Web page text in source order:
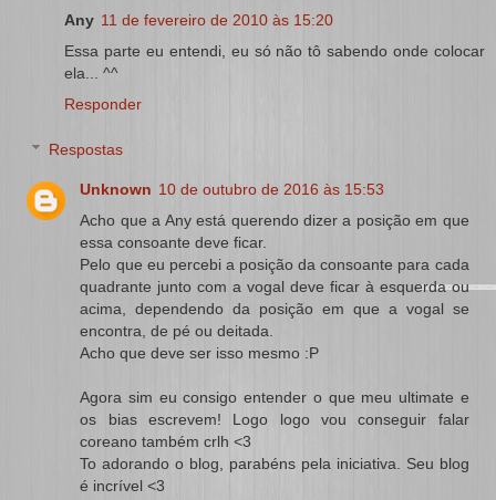
Any 11 de fevereiro de 2010 às 15:20
Essa parte eu entendi, eu só não tô sabendo onde colocar
ela... ^^
Responder
Respostas
Unknown 10 de outubro de 2016 às 15:53
Acho que a Any está querendo dizer a posição em que
essa consoante deve ficar.
Pelo que eu percebi a posição da consoante para cada
quadrante junto com a vogal deve ficar à esquerda ou
acima, dependendo da posição em que a vogal se
encontra, de pé ou deitada.
Acho que deve ser isso mesmo :P
Agora sim eu consigo entender o que meu ultimate e
os bias escrevem! Logo logo vou conseguir falar
coreano também crlh <3
To adorando o blog, parabéns pela iniciativa. Seu blog
é incrível <3